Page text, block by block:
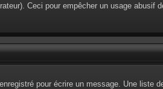
Ceci pour empêcher un usage abusif
pour écrire un message. Une liste